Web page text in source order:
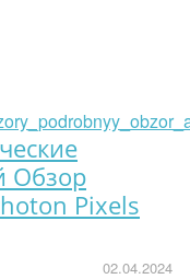
Обзор
Pixels
02.04.2024